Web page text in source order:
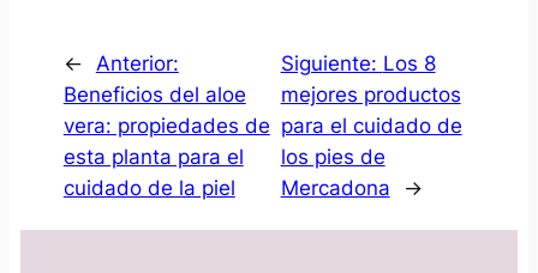
←
Anterior:
Beneficios del aloe
vera: propiedades de
esta planta para el
cuidado de la piel
Siguiente: Los 8
mejores productos
para el cuidado de
los pies de
Mercadona
→